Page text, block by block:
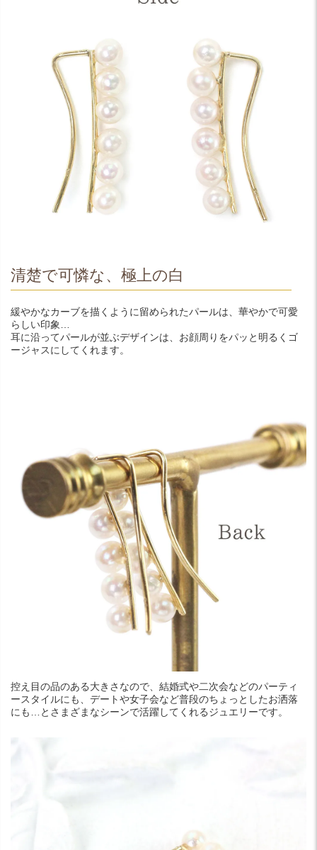
清楚で可憐な、極上の白
緩やかなカーブを描くように留められたパールは、華やかで可愛
らしい印象…
耳に沿ってパールが並ぶデザインは、お顔周りをパッと明るくゴ
ージャスにしてくれます。
控え目の品のある大きさなので、結婚式や二次会などのパーティ
ースタイルにも、デートや女子会など普段のちょっとしたお洒落
にも…とさまざまなシーンで活躍してくれるジュエリーです。